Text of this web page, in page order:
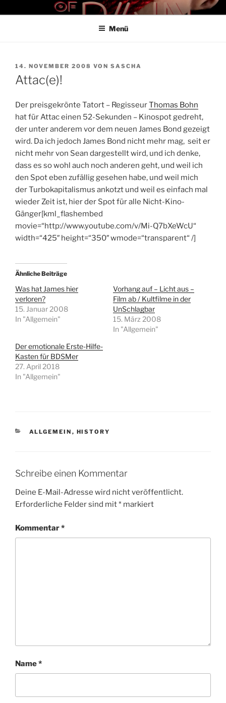
InhaltTHE ART OF PAIN
Der Blog für BDSM und Kinky Lifestyle
Menü
VERÖFFENTLICHT
AM
14. NOVEMBER 2008 VON SASCHA
Attac(e)!
Der preisgekrönte Tatort – RegisseurThomas Bohn
hat für Attac einen 52-Sekunden – Kinospot gedreht,
der unter anderem vor dem neuen James Bond gezeigt
wird. Da ich jedoch James Bond nicht mehr mag, seit er
nicht mehr von Sean dargestellt wird, und ich denke,
dass es so wohl auch noch anderen geht, und weil ich
den Spot eben zufällig gesehen habe, und weil mich
der Turbokapitalismus ankotzt und weil es einfach mal
wieder Zeit ist, hier der Spot für alle Nicht-Kino-
Gänger[kml_flashembed
movie=“http://www.youtube.com/v/Mi-Q7bXeWcU“
width=“425″ height=“350″ wmode=“transparent“ /]
Ähnliche Beiträge
Was hat James hier
verloren?
15. Januar 2008
In "Allgemein"
Vorhang auf – Licht aus –
Film ab / Kultfilme in der
UnSchlagbar
15. März 2008
In "Allgemein"
Der emotionale Erste-Hilfe-
Kasten für BDSMer
27. April 2018
In "Allgemein"
KATEGORIEN
ALLGEMEIN , HISTORY
Schreibe einen Kommentar
Deine E-Mail-Adresse wird nicht veröffentlicht.
Erforderliche Felder sind mit* markiert
Kommentar*
Name*